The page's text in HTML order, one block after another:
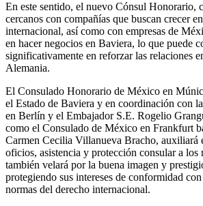
En este sentido, el nuevo Cónsul Honorario,
cercanos con compañías que buscan crecer
internacional, así como con empresas de
en hacer negocios en Baviera, lo que puede
significativamente en reforzar las relaciones
Alemania.
El Consulado Honorario de México en
el Estado de Baviera y en coordinación con
en Berlín y el Embajador S.E. Rogelio
como el Consulado de México en Frankfurt
Carmen Cecilia Villanueva Bracho, auxiliará
oficios, asistencia y protección consular a los
también velará por la buena imagen y
protegiendo sus intereses de conformidad
normas del derecho internacional.